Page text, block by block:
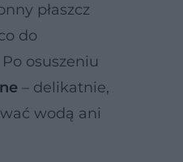
płaszcz
do
osuszeniu
– delikatnie,
wodą ani